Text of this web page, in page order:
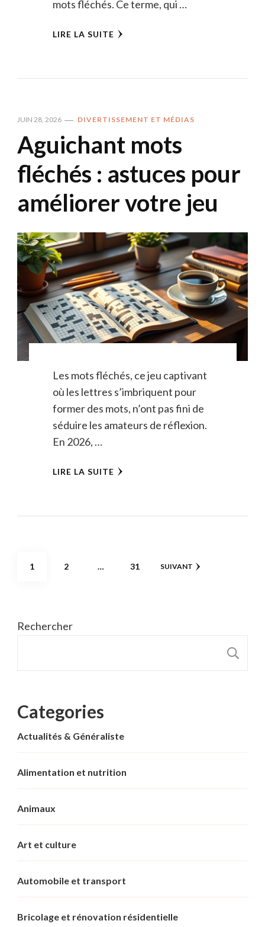
mots fléchés. Ce terme, qui …
LIRE LA SUITE
JUIN 28, 2026 DIVERTISSEMENT ET MÉDIAS
Aguichant mots
fléchés : astuces pour
améliorer votre jeu
Les mots fléchés, ce jeu captivant
où les lettres s’imbriquent pour
former des mots, n’ont pas fini de
séduire les amateurs de réflexion.
En 2026, …
LIRE LA SUITE
Pagination
PAGE
1 PAGE
2 … PAGE
31 SUIVANT
Rechercher
Categories
Actualités & Généraliste
Alimentation et nutrition
Animaux
Art et culture
Automobile et transport
Bricolage et rénovation résidentielle